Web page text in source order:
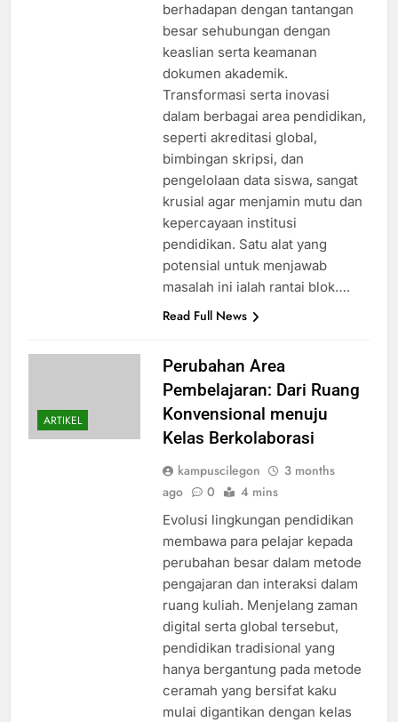
berhadapan dengan tantangan
besar sehubungan dengan
keaslian serta keamanan
dokumen akademik.
Transformasi serta inovasi
dalam berbagai area pendidikan,
seperti akreditasi global,
bimbingan skripsi, dan
pengelolaan data siswa, sangat
krusial agar menjamin mutu dan
kepercayaan institusi
pendidikan. Satu alat yang
potensial untuk menjawab
masalah ini ialah rantai blok….
Read Full News
ARTIKEL
Perubahan Area
Pembelajaran: Dari Ruang
Konvensional menuju
Kelas Berkolaborasi
kampuscilegon
3 months
ago
0 4 mins
Evolusi lingkungan pendidikan
membawa para pelajar kepada
perubahan besar dalam metode
pengajaran dan interaksi dalam
ruang kuliah. Menjelang zaman
digital serta global tersebut,
pendidikan tradisional yang
hanya bergantung pada metode
ceramah yang bersifat kaku
mulai digantikan dengan kelas